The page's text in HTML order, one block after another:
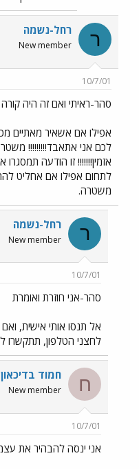
ר רחל-נשמה
New member
10/7/01
סהר-ראיתי ואם זה היה קורה
אפילו אם אשאיר מאתיים
לכם אני אתאבד!!!!!!!!!
אזמין!!!!!!! זו הודעה תמסגרו
לתחום אפילו אם אחליט
משטרה.
ר רחל-נשמה
New member
10/7/01
סהר-אני חוזרת ואומרת
אל תנסו אותי אישית,
לחצני הטלפון, תתקשרו
ח חמוד בדיכאון
New member
10/7/01
אני ינסה להבהיר את